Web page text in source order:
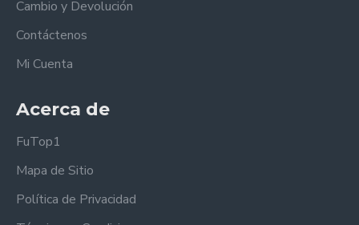
Cambio y Devolución
Contáctenos
Mi Cuenta
Acerca de
FuTop1
Mapa de Sitio
Política de Privacidad